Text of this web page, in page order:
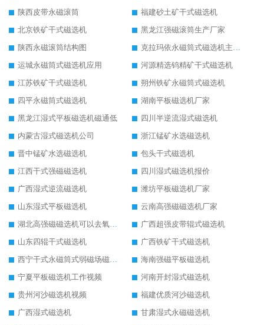
陕西皮带永磁滚筒
福建砂土矿干式磁选机
北京铁矿干式磁选机
黑龙江强磁滚筒生产厂家
陕西永磁滚筒结构图
克拉玛依永磁筒式磁选机主要技术参数
运城永磁筒式磁选机应用
河源精选钨精矿干式磁选机
江苏铁矿干式磁选机
朔州铁矿永磁筒式磁选机
四平永磁筒式磁选机
湖南平板磁选机厂家
黑龙江湿式平板磁选机磁通低
四川半逆流湿式磁选机
内蒙古湿式磁选机公司
浙江锰矿水选磁选机
晋中锰矿水选磁选机
包头干式磁选机
江西干式强磁磁选机
四川湿式磁选机报价
广西湿式逆流磁选机
潍坊平板磁选机厂家
山东湿式平板磁选机
云南高强磁磁选机厂家
湖北高强磁磁选机可以去氧化铝
广西超强皮带辊式磁选机
山东四辊干式磁选机
广西铁矿干式磁选机
西宁干式永磁筒式弱磁场磁选机结构图
海南强磁平板磁选机
宁夏平板磁选机工作视频
河南开封湿式磁选机
贵州河沙磁选机视频
福建优质河沙磁选机
广西湿式磁选机
甘肃湿式永磁磁选机